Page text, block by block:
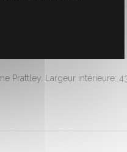
Prattley. Largeur intérieure: